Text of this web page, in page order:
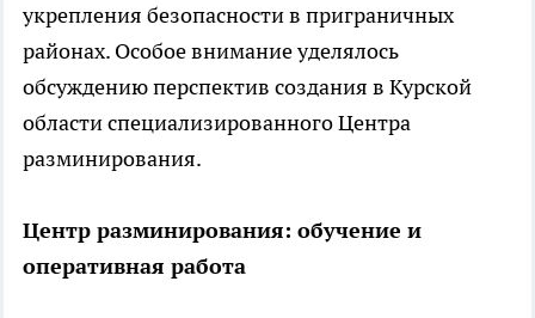
укрепления безопасности в приграничных
районах. Особое внимание уделялось
обсуждению перспектив создания в Курской
области специализированного Центра
разминирования.
Центр разминирования: обучение и
оперативная работа